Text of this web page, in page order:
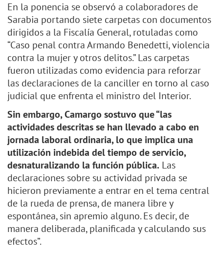
En la ponencia se observó a colaboradores de
Sarabia portando siete carpetas con documentos
dirigidos a la Fiscalía General, rotuladas como
“Caso penal contra Armando Benedetti, violencia
contra la mujer y otros delitos.” Las carpetas
fueron utilizadas como evidencia para reforzar
las declaraciones de la canciller en torno al caso
judicial que enfrenta el ministro del Interior.
Sin embargo, Camargo sostuvo que “las
actividades descritas se han llevado a cabo en
jornada laboral ordinaria, lo que implica una
utilización indebida del tiempo de servicio,
desnaturalizando la función pública. Las
declaraciones sobre su actividad privada se
hicieron previamente a entrar en el tema central
de la rueda de prensa, de manera libre y
espontánea, sin apremio alguno. Es decir, de
manera deliberada, planificada y calculando sus
efectos”.